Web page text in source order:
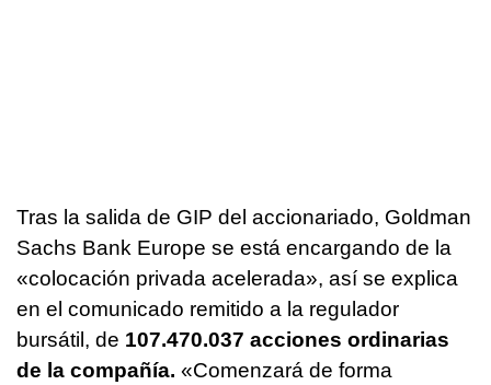
Tras la salida de GIP del accionariado, Goldman
Sachs Bank Europe se está encargando de la
«colocación privada acelerada», así se explica
en el comunicado remitido a la regulador
bursátil, de 107.470.037 acciones ordinarias
de la compañía. «Comenzará de forma